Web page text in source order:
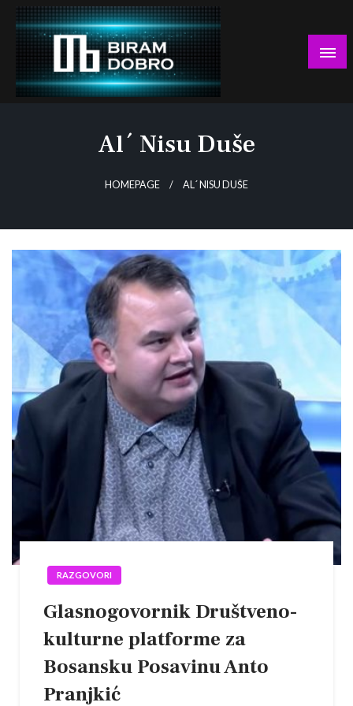
Skip
content
Al´ Nisu Duše
HOMEPAGE AL´ NISU DUŠE
RAZGOVORI
Glasnogovornik Društveno-
kulturne platforme za
Bosansku Posavinu Anto
Pranjkić